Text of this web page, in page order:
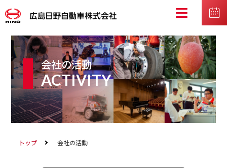
会社の活動
ACTIVITY
トップ 会社の活動